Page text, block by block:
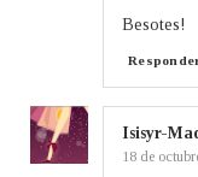
Besotes!
Isisyr-
18 de